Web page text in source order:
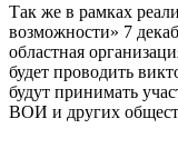
Так же в рамках
возможности» 7
областная
будет проводить
будут принимать
ВОИ и других